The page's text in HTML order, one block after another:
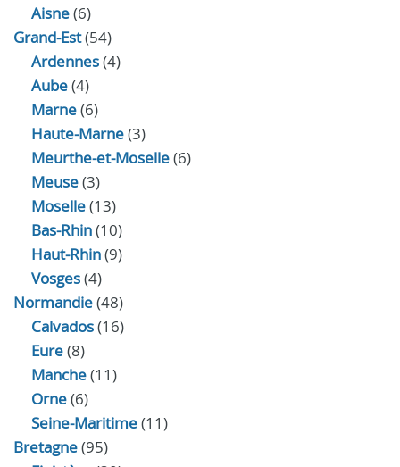
Aisne(6)
Grand-Est(54)
Ardennes(4)
Aube(4)
Marne(6)
Haute-Marne(3)
Meurthe-et-Moselle(6)
Meuse(3)
Moselle(13)
Bas-Rhin(10)
Haut-Rhin(9)
Vosges(4)
Normandie(48)
Calvados(16)
Eure(8)
Manche(11)
Orne(6)
Seine-Maritime(11)
Bretagne(95)